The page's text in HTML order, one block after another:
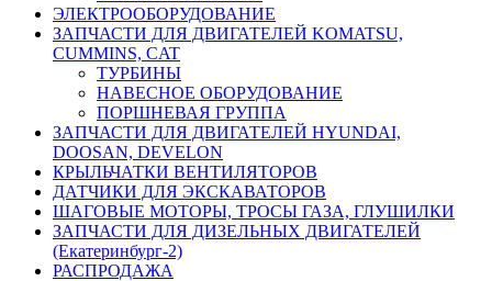
ЭЛЕКТРООБОРУДОВАНИЕ
ЗАПЧАСТИ ДЛЯ ДВИГАТЕЛЕЙ KOMATSU,
CUMMINS, CAT
ТУРБИНЫ
НАВЕСНОЕ ОБОРУДОВАНИЕ
ПОРШНЕВАЯ ГРУППА
ЗАПЧАСТИ ДЛЯ ДВИГАТЕЛЕЙ HYUNDAI,
DOOSAN, DEVELON
КРЫЛЬЧАТКИ ВЕНТИЛЯТОРОВ
ДАТЧИКИ ДЛЯ ЭКСКАВАТОРОВ
ШАГОВЫЕ МОТОРЫ, ТРОСЫ ГАЗА, ГЛУШИЛКИ
ЗАПЧАСТИ ДЛЯ ДИЗЕЛЬНЫХ ДВИГАТЕЛЕЙ
(Екатеринбург-2)
РАСПРОДАЖА